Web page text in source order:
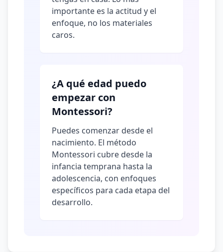
importante es la actitud y el
enfoque, no los materiales
caros.
¿A qué edad puedo
empezar con
Montessori?
Puedes comenzar desde el
nacimiento. El método
Montessori cubre desde la
infancia temprana hasta la
adolescencia, con enfoques
específicos para cada etapa del
desarrollo.